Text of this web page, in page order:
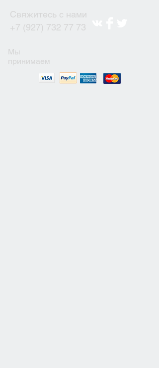
Свяжитесь с нами
+7 (927) 732 77 73
Мы
принимаем